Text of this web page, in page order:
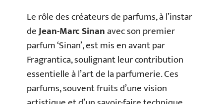
Le rôle des créateurs de parfums, à l’instar
deJean-Marc Sinanavec son premier
parfum ‘Sinan’, est mis en avant par
Fragrantica, soulignant leur contribution
essentielle à l’art de la parfumerie. Ces
parfums, souvent fruits d’une vision